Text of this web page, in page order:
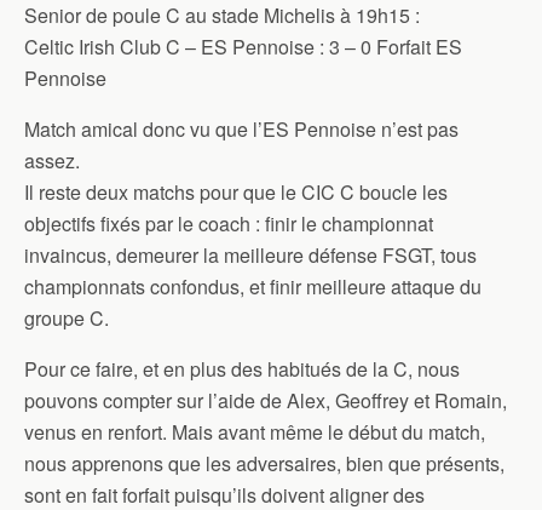
Senior de poule C au stade Michelis à 19h15 :
Celtic Irish Club C – ES Pennoise : 3 – 0 Forfait ES
Pennoise
Match amical donc vu que l’ES Pennoise n’est pas
assez.
Il reste deux matchs pour que le CIC C boucle les
objectifs fixés par le coach : finir le championnat
invaincus, demeurer la meilleure défense FSGT, tous
championnats confondus, et finir meilleure attaque du
groupe C.
Pour ce faire, et en plus des habitués de la C, nous
pouvons compter sur l’aide de Alex, Geoffrey et Romain,
venus en renfort. Mais avant même le début du match,
nous apprenons que les adversaires, bien que présents,
sont en fait forfait puisqu’ils doivent aligner des